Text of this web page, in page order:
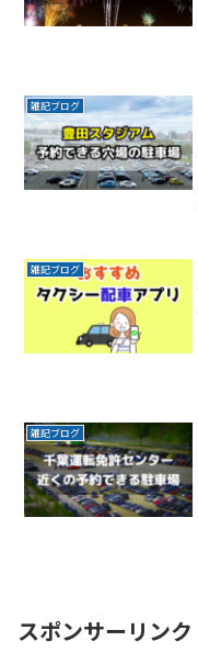
雑記ブログ
雑記ブログ
雑記ブログ
スポンサーリンク